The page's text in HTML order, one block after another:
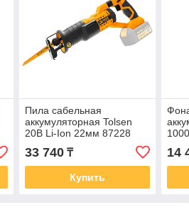
Пила сабельная
аккумуляторная Tolsen
20В Li-Ion 22мм 87228
33 740₸
Купить
14